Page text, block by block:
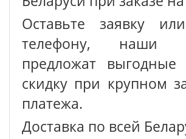
Оставьте заявку
телефону, наши
предложат выгодные
скидку при крупном
платежа.
Доставка по всей